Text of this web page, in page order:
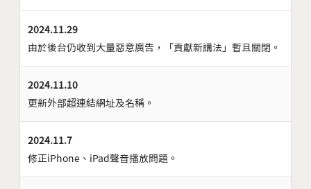
2024.11.29
由於後台仍收到大量惡意廣告，「貢獻新講法」暫且關閉。
2024.11.10
更新外部超連結網址及名稱。
2024.11.7
修正iPhone、iPad聲音播放問題。